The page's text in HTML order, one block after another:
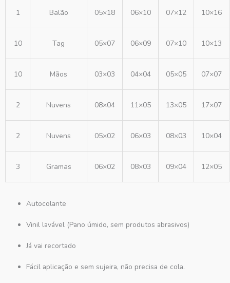
1 Balão 05×18 06×10 07×12 10×16
10 Tag 05×07 06×09 07×10 10×13
10 Mãos 03×03 04×04 05×05 07×07
2 Nuvens 08×04 11×05 13×05 17×07
2 Nuvens 05×02 06×03 08×03 10×04
3 Gramas 06×02 08×03 09×04 12×05
Autocolante
Vinil lavável (Pano úmido, sem produtos abrasivos)
Já vai recortado
Fácil aplicação e sem sujeira, não precisa de cola.